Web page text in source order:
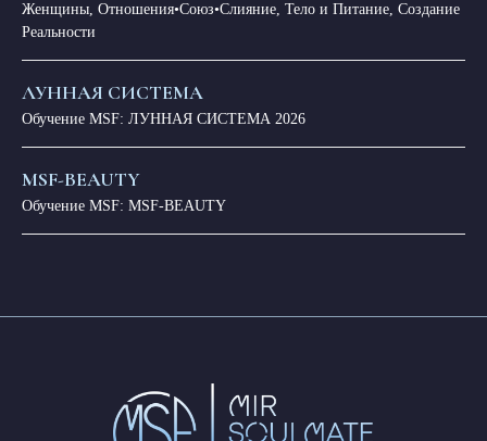
Женщины, Отношения•Союз•Слияние, Тело и Питание, Создание
Реальности
ЛУННАЯ СИСТЕМА
Обучение MSF: ЛУННАЯ СИСТЕМА 2026
MSF-BEAUTY
Обучение MSF: MSF-BEAUTY